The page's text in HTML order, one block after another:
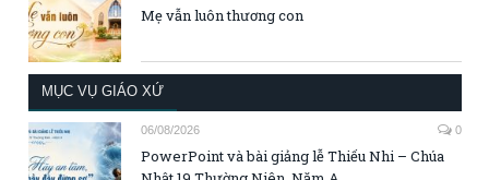
Mẹ vẫn luôn thương con
MỤC VỤ GIÁO XỨ
06/08/2026 0
PowerPoint và bài giảng lễ Thiếu Nhi – Chúa